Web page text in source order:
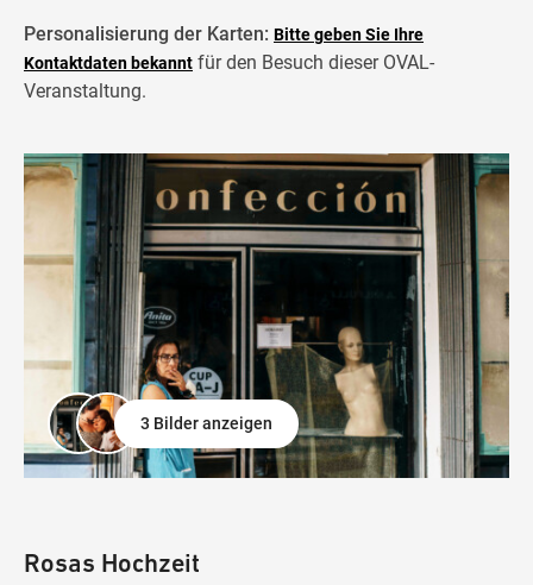
Personalisierung der Karten: Bitte geben Sie Ihre
Kontaktdaten bekannt für den Besuch dieser OVAL-
Veranstaltung.
3 Bilder anzeigen
Rosas Hochzeit